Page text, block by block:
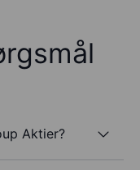
Aktier?